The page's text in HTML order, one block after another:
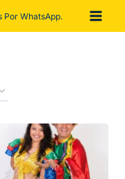
Por WhatsApp.